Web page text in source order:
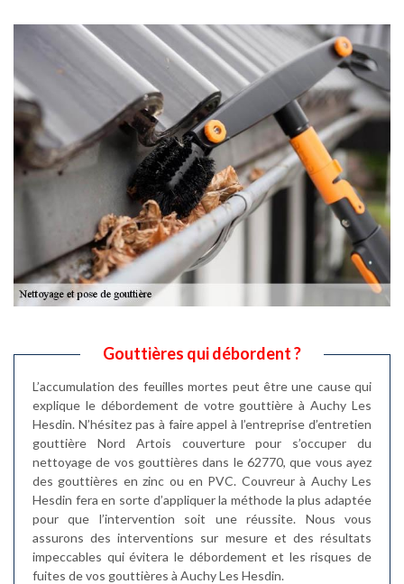
Gouttières qui débordent ?
L’accumulation des feuilles mortes peut être une cause qui
explique le débordement de votre gouttière à Auchy Les
Hesdin. N’hésitez pas à faire appel à l’entreprise d’entretien
gouttière Nord Artois couverture pour s’occuper du
nettoyage de vos gouttières dans le 62770, que vous ayez
des gouttières en zinc ou en PVC. Couvreur à Auchy Les
Hesdin fera en sorte d’appliquer la méthode la plus adaptée
pour que l’intervention soit une réussite. Nous vous
assurons des interventions sur mesure et des résultats
impeccables qui évitera le débordement et les risques de
fuites de vos gouttières à Auchy Les Hesdin.